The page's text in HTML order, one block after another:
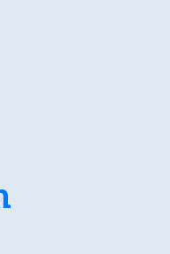
成支援プ